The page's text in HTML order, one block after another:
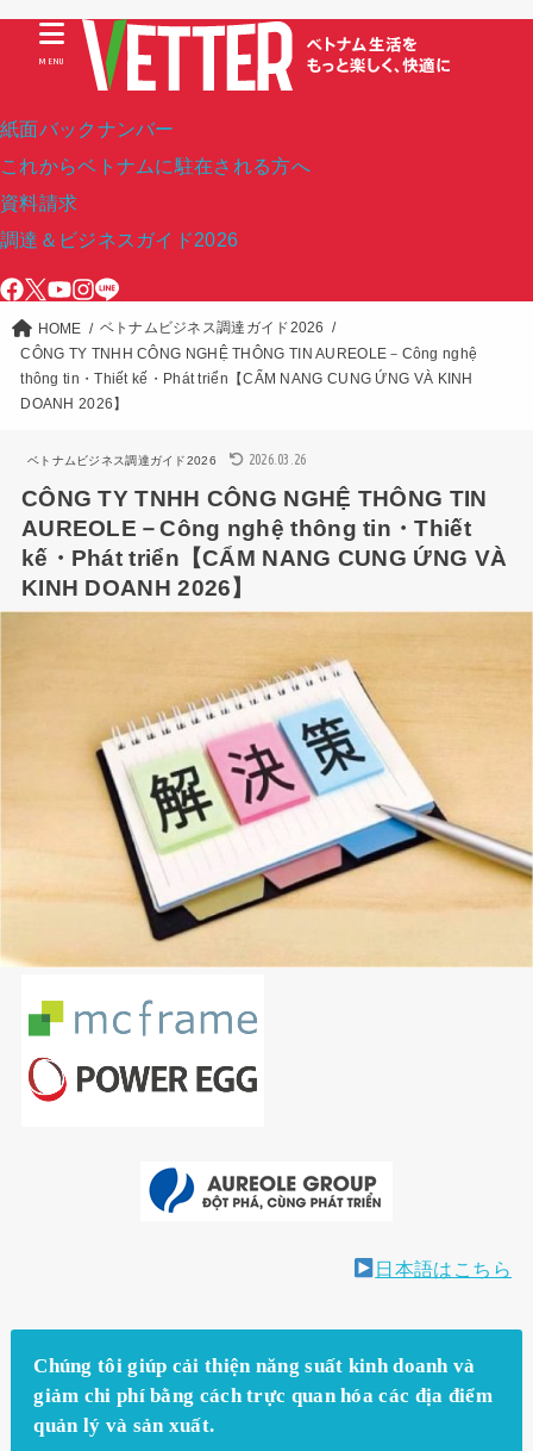
紙面バックナンバー
これからベトナムに駐在される方へ
資料請求
調達＆ビジネスガイド2026
MENU
HOME
ベトナムビジネス調達ガイド2026
CÔNG TY TNHH CÔNG NGHỆ THÔNG TIN AUREOLE－Công nghệ
thông tin・Thiết kế・Phát triển【CẨM NANG CUNG ỨNG VÀ KINH
DOANH 2026】
ベトナムビジネス調達ガイド2026 2026.03.26
CÔNG TY TNHH CÔNG NGHỆ THÔNG TIN
AUREOLE－Công nghệ thông tin・Thiết
kế・Phát triển【CẨM NANG CUNG ỨNG VÀ
KINH DOANH 2026】
日本語はこちら
Chúng tôi giúp cải thiện năng suất kinh doanh và
giảm chi phí bằng cách trực quan hóa các địa điểm
quản lý và sản xuất.